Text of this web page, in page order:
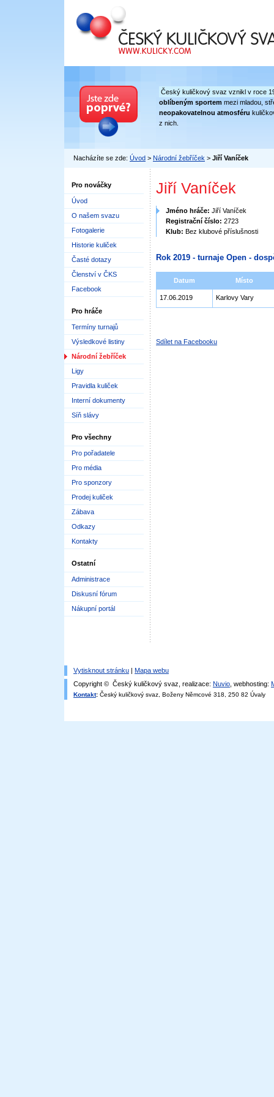
Český kuličkový svaz
Český kuličkový svaz vznikl v roce
oblíbeným sportem mezi mladou,
neopakovatelnou atmosféru
z nich.
Nacházíte se zde: Úvod > Národní žebříček > Jiří Vaníček
Pro nováčky
Úvod
O našem svazu
Fotogalerie
Historie kuliček
Časté dotazy
Členství v ČKS
Facebook
Pro hráče
Termíny turnajů
Výsledkové listiny
Národní žebříček
Ligy
Pravidla kuliček
Interní dokumenty
Síň slávy
Pro všechny
Pro pořadatele
Pro média
Pro sponzory
Prodej kuliček
Zábava
Odkazy
Kontakty
Ostatní
Administrace
Diskusní fórum
Nákupní portál
Jiří Vaníček
Jméno hráče: Jiří Vaníček
Registrační číslo: 2723
Klub: Bez klubové příslušnosti
Rok 2019 - turnaje Open -
Datum Místo
17.06.2019 Karlovy Vary
Sdílet na Facebooku
Vytisknout stránku | Mapa webu
Copyright © Český kuličkový svaz, realizace: Nuvio , webhosting:
Kontakt: Český kuličkový svaz, Boženy Němcové 318, 250 82 Úvaly